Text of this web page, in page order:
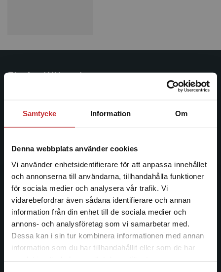
Samtycke Information Om
Denna webbplats använder cookies
Vi använder enhetsidentifierare för att anpassa innehållet
och annonserna till användarna, tillhandahålla funktioner
för sociala medier och analysera vår trafik. Vi
vidarebefordrar även sådana identifierare och annan
information från din enhet till de sociala medier och
annons- och analysföretag som vi samarbetar med.
Dessa kan i sin tur kombinera informationen med annan
information som du har tillhandahållit eller som de har
Begränsad fraktregion
Det verkar som att du besöker
studentlitteratur.se via en enhet utanför Sverige.
Studentlitteratur
ledande utbildningsförlag. Med läromedel, kurslitteratur,
facklitteratur, utbildningar och digitala
längs hela kunskapsresan.
Kontakta oss
Kontakta oss
046-31 20 00
Postadress:
Box 141